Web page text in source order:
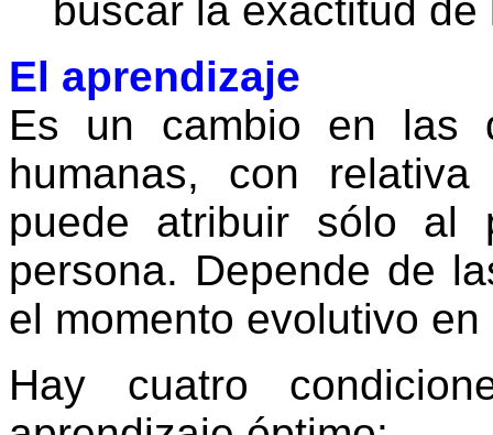
buscar la exactitud
El aprendizaje
Es un cambio en las
humanas, con
puede atribuir sólo al
persona. Depende de
el momento evolutivo
Hay cuatro